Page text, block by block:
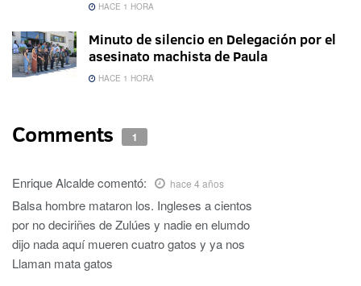
HACE 1 HORA
Minuto de silencio en Delegación por el
asesinato machista de Paula
HACE 1 HORA
Comments 1
Enrique Alcaldecomentó: hace 4 años
Balsa hombre mataron los. Ingleses a cientos
por no deciriñes de Zulúes y nadie en elumdo
dijo nada aquí mueren cuatro gatos y ya nos
Llaman mata gatos